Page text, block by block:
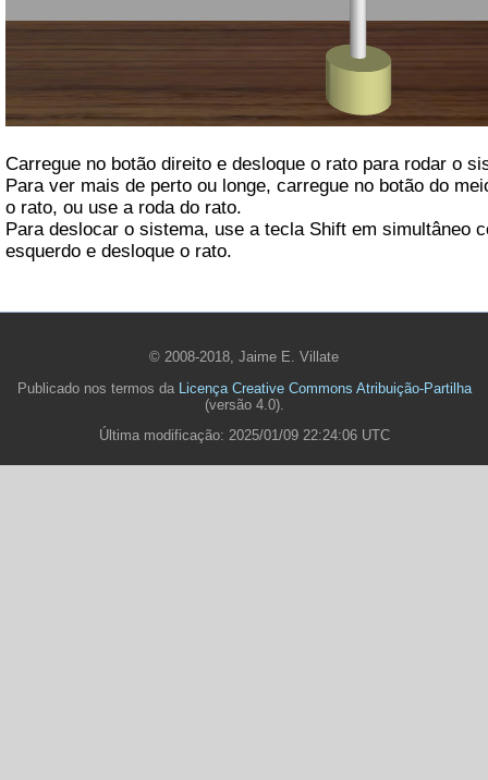
Carregue no botão direito e desloque o rato para rodar o
Para ver mais de perto ou longe, carregue no botão do
o rato, ou use a roda do rato.
Para deslocar o sistema, use a tecla Shift em simultâneo
esquerdo e desloque o rato.
© 2008-2018, Jaime E. Villate
Publicado nos termos da Licença Creative Commons Atribuição-Partilha
(versão 4.0).
Última modificação: 2025/01/09 22:24:06 UTC